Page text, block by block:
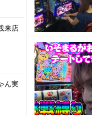
来店
ん実